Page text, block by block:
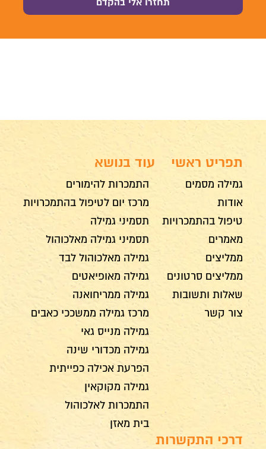
תפריט ראשי
גמילה מסמים
אודות
טיפול בהתמכרויות
מאמרים
ממליצים
ממליצים סרטונים
שאלות ותשובות
צור קשר
עוד בנושא
התמכרות להימורים
מרכז יום לטיפול בהתמכרויות
תסמיני גמילה
תסמיני גמילה מאלכוהול
גמילה מאלכוהול לבד
גמילה מאופיאטים
גמילה ממריחואנה
מרכז גמילה ממשככי כאבים
גמילה מנייס גאי
גמילה מכדורי שינה
הפרעת אכילה כפייתית
גמילה מקוקאין
התמכרות לאלכוהול
בית מאזן
דרכי התקשרות